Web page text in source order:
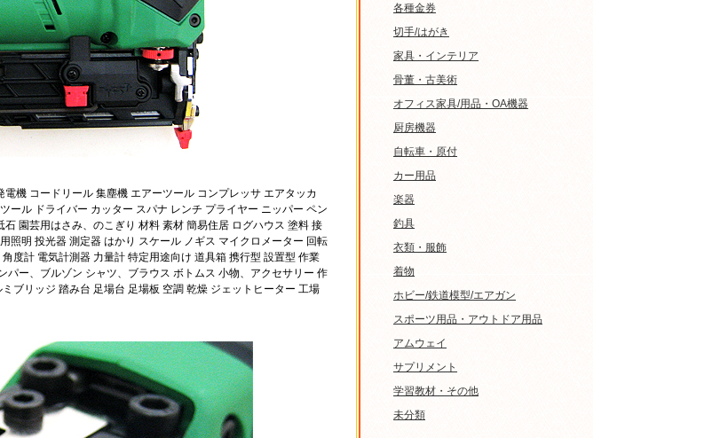
機 コードリール 集塵機 エアーツール コンプレッサ エアタッカ
ール ドライバー カッター スパナ レンチ プライヤー ニッパー ペン
園芸用はさみ、のこぎり 材料 素材 簡易住居 ログハウス 塗料 接
照明 投光器 測定器 はかり スケール ノギス マイクロメーター 回転
度計 電気計測器 力量計 特定用途向け 道具箱 携行型 設置型 作業
ー、ブルゾン シャツ、ブラウス ボトムス 小物、アクセサリー 作
ブリッジ 踏み台 足場台 足場板 空調 乾燥 ジェットヒーター 工場
各種金券
切手/はがき
家具・インテリア
骨董・古美術
オフィス家具/用品・OA機器
厨房機器
自転車・原付
カー用品
楽器
釣具
衣類・服飾
着物
ホビー/鉄道模型/エアガン
スポーツ用品・アウトドア用品
アムウェイ
サプリメント
学習教材・その他
未分類